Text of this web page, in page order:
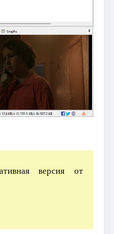
версия от